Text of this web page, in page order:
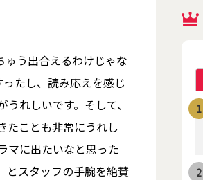
う出合えるわけじゃな
たし、読み応えを感じ
れしいです。そして、
たことも非常にうれし
マに出たいなと思った
とスタッフの手腕を絶賛
1
2